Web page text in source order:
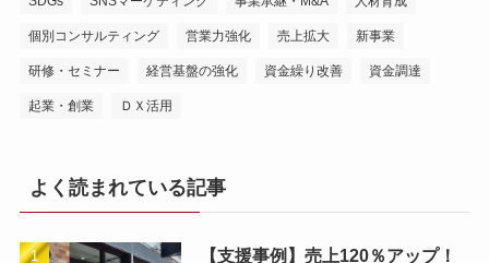
個別コンサルティング 営業力強化 売上拡大 新事業
研修・セミナー 経営基盤の強化 資金繰り改善 資金調達
起業・創業 ＤＸ活用
よく読まれている記事
【支援事例】売上120％アップ！